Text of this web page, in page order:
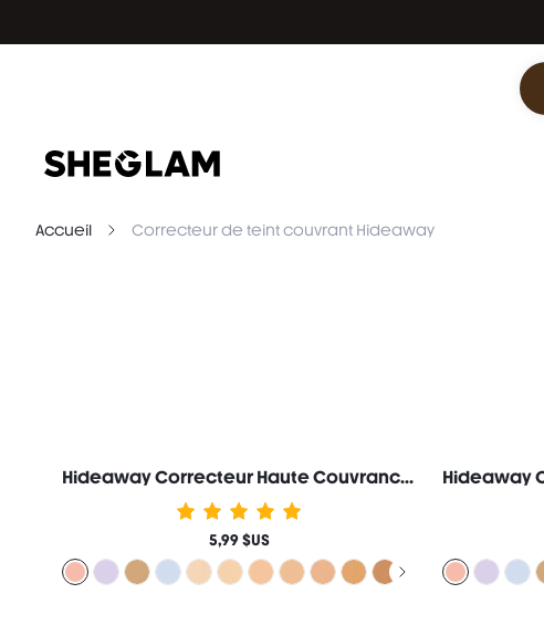
Accueil Correcteur de teint couvrant Hideaway
Hideaway Correcteur Haute Couvrance-Pink Correcteur De Teint Illuminateur Et Enlumineur Marque De Beauté CosméTique Maquillage Pour Femmes Et Filles
5,99 $US